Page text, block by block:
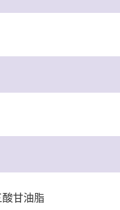
甘油脂